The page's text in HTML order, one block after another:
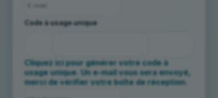
Code à usage unique
Cliquez ici pour générer votre code à
usage unique. Un e-mail vous sera envoyé,
merci de vérifier votre boîte de réception.